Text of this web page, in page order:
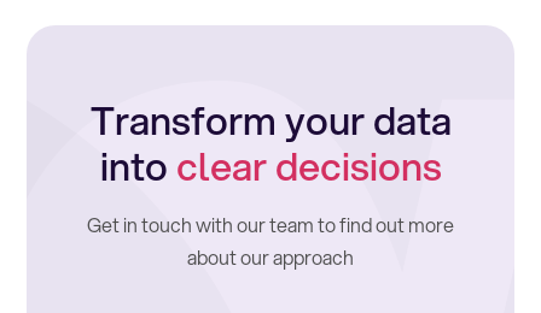
Transform your data
intoclear decisions
Get in touch with our team to find out more
about our approach